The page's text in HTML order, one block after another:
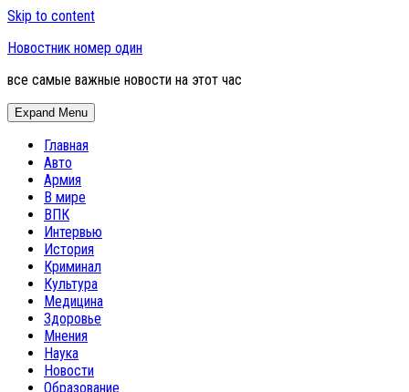
Skip to content
Новостник номер один
все самые важные новости на этот час
Expand Menu
Главная
Авто
Армия
В мире
ВПК
Интервью
История
Криминал
Культура
Медицина
Здоровье
Мнения
Наука
Новости
Образование